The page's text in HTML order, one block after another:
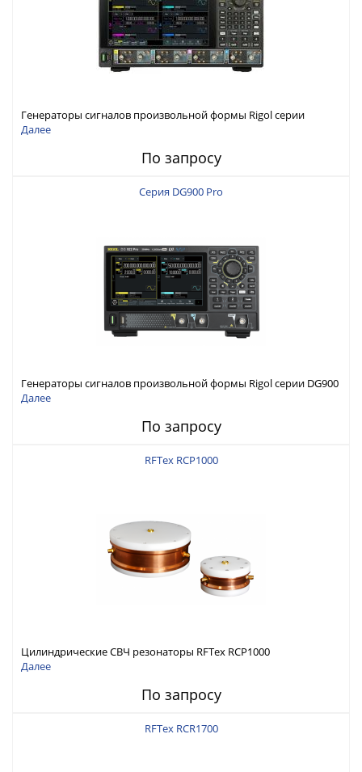
Генераторы сигналов произвольной формы Rigol серии
DG6000 до 500 МГц или до 1 ГГц
Далее
По запросу
Серия DG900 Pro
Генераторы сигналов произвольной формы Rigol серии DG900
Pro с максимальной частотой 200 МГц
Далее
По запросу
RFTex RCP1000
Цилиндрические СВЧ резонаторы RFTex RCP1000
Далее
По запросу
RFTex RCR1700